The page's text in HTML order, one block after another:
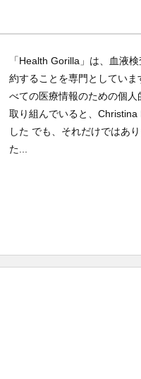
「Health Gorilla」は、血液
約することを専門としてい
べての医療情報のための個
取り組んでいると、
した でも、それだけではあ
た...